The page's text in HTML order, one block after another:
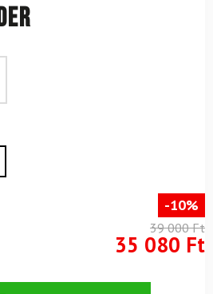
-10%
39 000 Ft
35 080 Ft